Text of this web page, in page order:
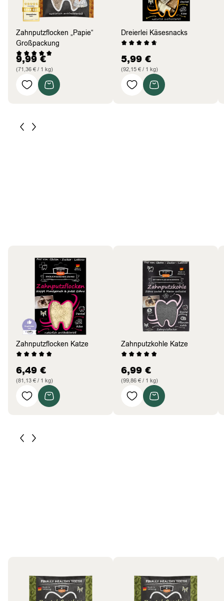
Zahnputzflocken „Papie“
Großpackung
9,99€
(71,36 € / 1 kg)
Dreierlei Käsesnacks
5,99 €
(92,15 € / 1 kg)
Zahnputzflocken Katze
6,49 €
(81,13 € / 1 kg)
Zahnputzkohle Katze
6,99 €
(99,86 € / 1 kg)